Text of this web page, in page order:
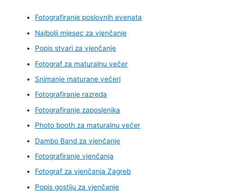
Fotografiranje poslovnih evenata
Najbolji mjesec za vjenčanje
Popis stvari za vjenčanje
Fotograf za maturalnu večer
Snimanje maturane večeri
Fotografiranje razreda
Fotografiranje zaposlenika
Photo booth za maturalnu večer
Dambo Band za vjenčanje
Fotografiranje vjenčanja
Fotograf za vjenčanja Zagreb
Popis gostiju za vjenčanje